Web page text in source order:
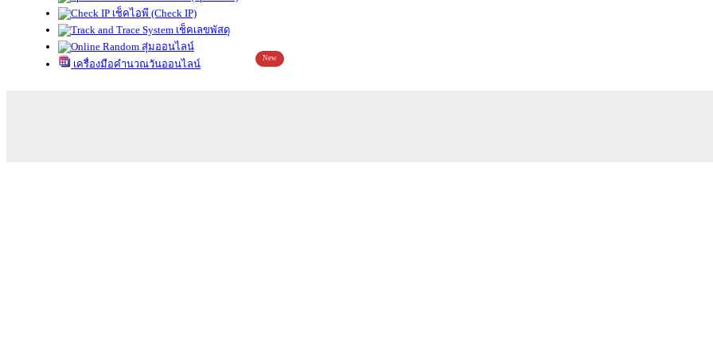
เช็คไอพี (Check IP)
เช็คเลขพัสดุ
สุ่มออนไลน์
เครื่องมือคำนวณวันออนไลน์
New